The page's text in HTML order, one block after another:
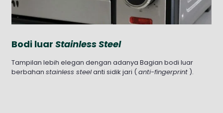
Bodi luar Stainless Steel
Tampilan lebih elegan dengan adanya Bagian bodi luar
berbahan stainless steelanti sidik jari (anti-fingerprint ).